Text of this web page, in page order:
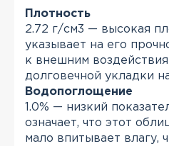
Плотность
2.72 г/см3 — высокая
указывает на его
к внешним
долговечной укладки
Водопоглощение
1.0% — низкий
означает, что этот
мало впитывает влагу,